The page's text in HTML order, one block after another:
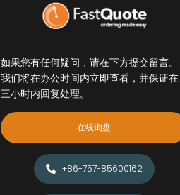
如果您有任何疑问，请在下方提交留言。
我们将在办公时间内立即查看，并保证在
三小时内回复处理。
在线询盘
+86-757-85600162